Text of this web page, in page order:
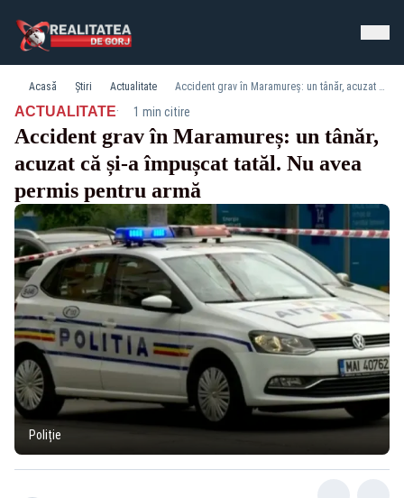
Acasă Știri Actualitate Accident grav în Maramureș: un tânăr, acuzat că și-a împușcat tatăl. Nu avea permis pentru armă
ACTUALITATE· 1 min citire
Accident grav în Maramureș: un tânăr,
acuzat că și-a împușcat tatăl. Nu avea
permis pentru armă
Poliție